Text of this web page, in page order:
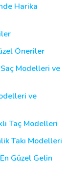
Harika
Öneriler
Modelleri ve
ve
Taç Modelleri
Takı Modelleri
Güzel Gelin